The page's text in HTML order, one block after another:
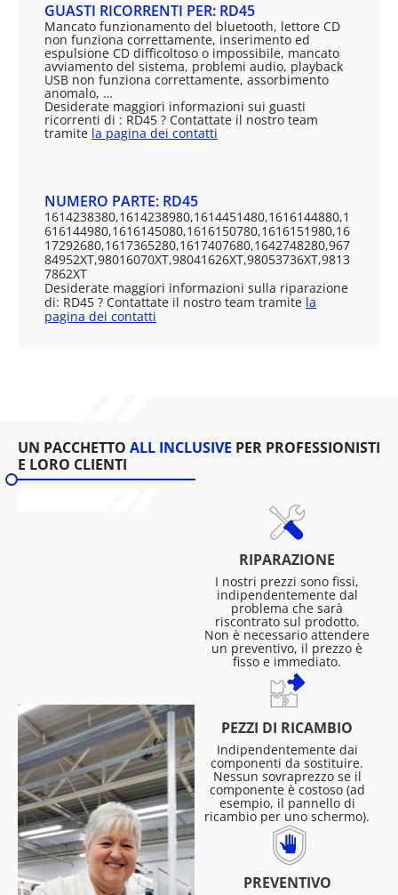
GUASTI RICORRENTI PER: RD45
Mancato funzionamento del bluetooth, lettore CD
non funziona correttamente, inserimento ed
espulsione CD difficoltoso o impossibile, mancato
avviamento del sistema, problemi audio, playback
USB non funziona correttamente, assorbimento
anomalo, …
Desiderate maggiori informazioni sui guasti
ricorrenti di : RD45 ? Contattate il nostro team
tramite la pagina dei contatti
NUMERO PARTE: RD45
1614238380,1614238980,1614451480,1616144880,1
616144980,1616145080,1616150780,1616151980,16
17292680,1617365280,1617407680,1642748280,967
84952XT,98016070XT,98041626XT,98053736XT,9813
7862XT
Desiderate maggiori informazioni sulla riparazione
di: RD45 ? Contattate il nostro team tramite la
pagina dei contatti
UN PACCHETTO ALL INCLUSIVE PER PROFESSIONISTI
E LORO CLIENTI
RIPARAZIONE
I nostri prezzi sono fissi,
indipendentemente dal
problema che sarà
riscontrato sul prodotto.
Non è necessario attendere
un preventivo, il prezzo è
fisso e immediato.
PEZZI DI RICAMBIO
Indipendentemente dai
componenti da sostituire.
Nessun sovraprezzo se il
componente è costoso (ad
esempio, il pannello di
ricambio per uno schermo).
PREVENTIVO